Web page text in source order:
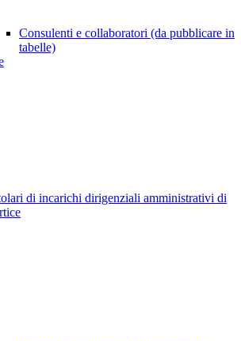
Consulenti e collaboratori (da pubblicare in
tabelle)
di incarichi dirigenziali amministrativi di